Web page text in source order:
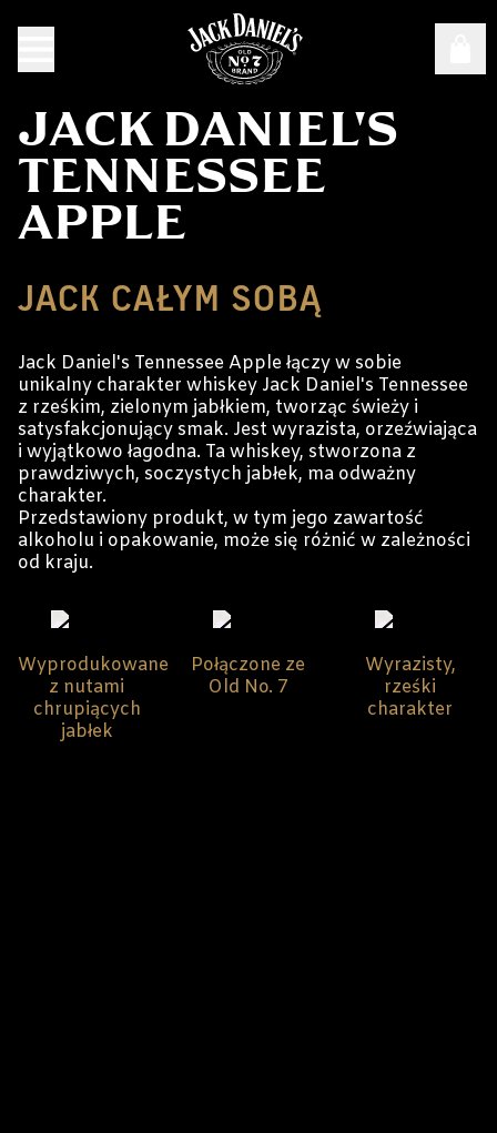
JACK DANIEL'S
TENNESSEE
APPLE
JACK CAŁYM SOBĄ
Jack Daniel's Tennessee Apple łączy w sobie
unikalny charakter whiskey Jack Daniel's Tennessee
z rześkim, zielonym jabłkiem, tworząc świeży i
satysfakcjonujący smak. Jest wyrazista, orzeźwiająca
i wyjątkowo łagodna. Ta whiskey, stworzona z
prawdziwych, soczystych jabłek, ma odważny
charakter.
Przedstawiony produkt, w tym jego zawartość
alkoholu i opakowanie, może się różnić w zależności
od kraju.
Wyprodukowane
z nutami
chrupiących
jabłek
Połączone ze
Old No. 7
Wyrazisty,
rześki
charakter